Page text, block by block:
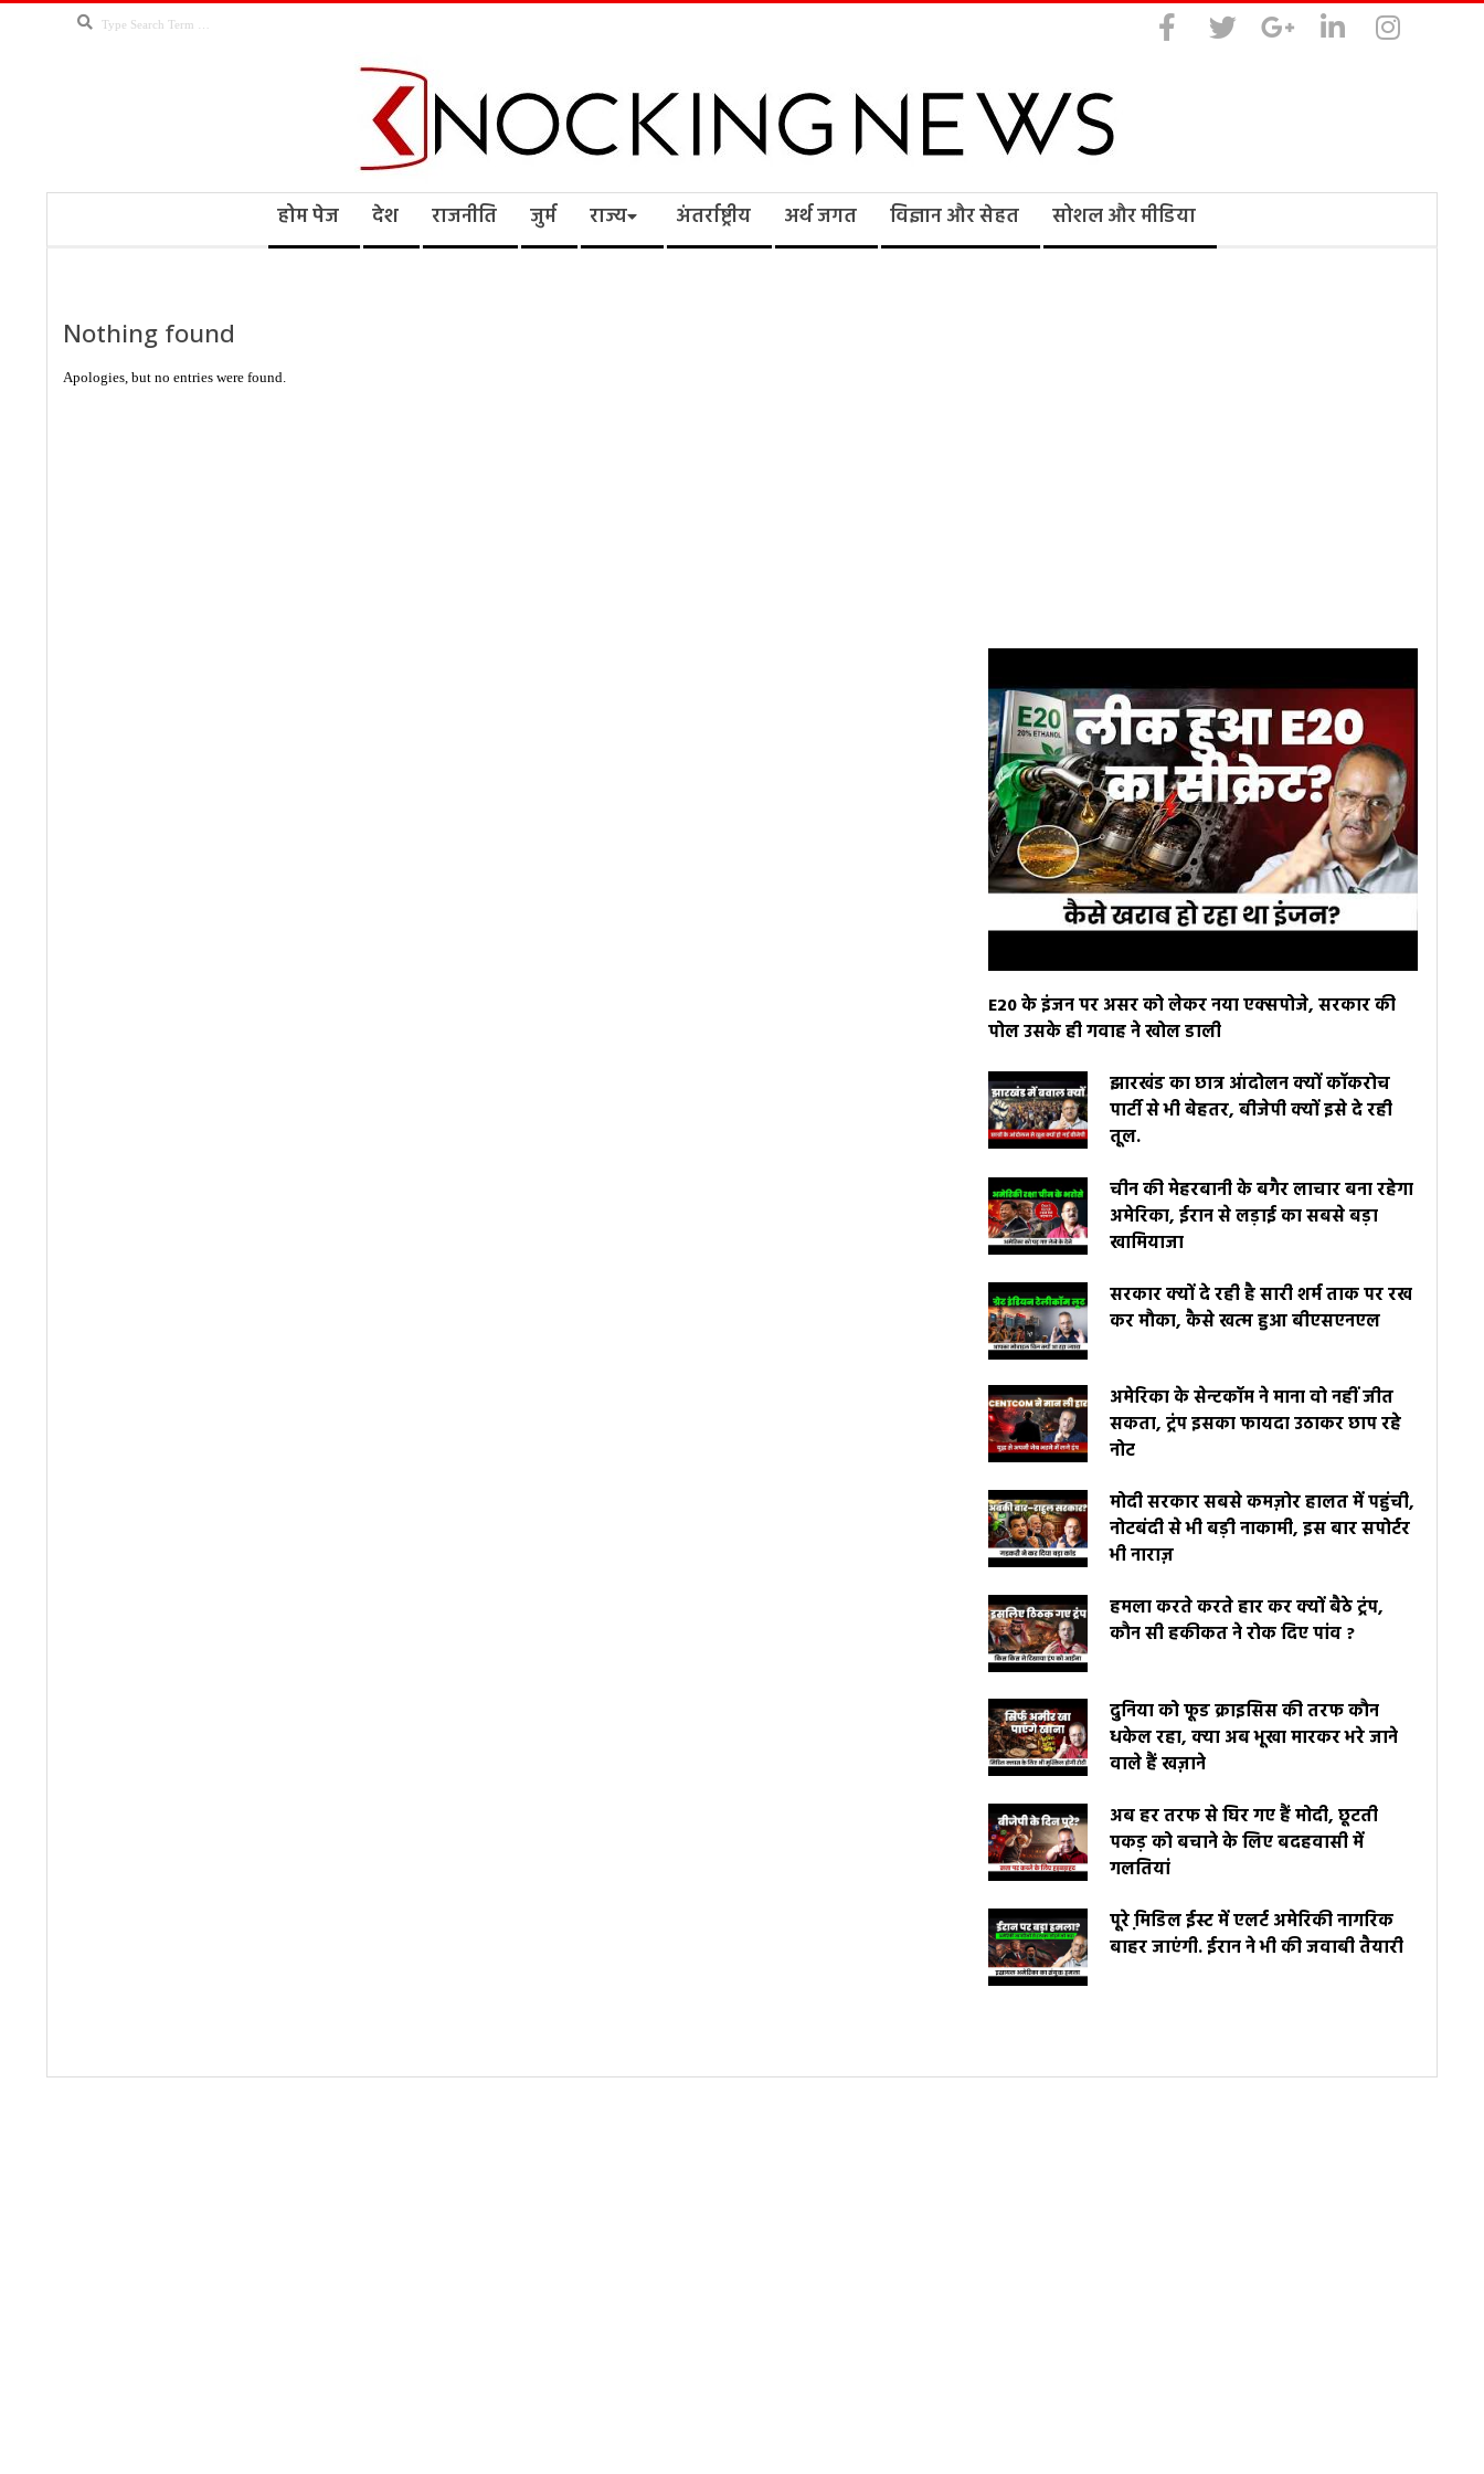
Search
Knocking
होम पेज देश राजनीति जुर्म राज्य अंतर्राष्ट्रीय अर्थ जगत विज्ञान और सेहत सोशल और मीडिया
Nothing found
Apologies, but no entries were found.
E20 के इंजन पर असर को लेकर नया एक्सपोजे, सरकार की
पोल उसके ही गवाह ने खोल डाली
झारखंड का छात्र आंदोलन क्यों कॉकरोच
पार्टी से भी बेहतर, बीजेपी क्यों इसे दे रही
तूल.
चीन की मेहरबानी के बगैर लाचार बना रहेगा
अमेरिका, ईरान से लड़ाई का सबसे बड़ा
खामियाजा
सरकार क्यों दे रही है सारी शर्म ताक पर रख
कर मौका, कैसे खत्म हुआ बीएसएनएल
अमेरिका के सेन्टकॉम ने माना वो नहीं जीत
सकता, ट्रंप इसका फायदा उठाकर छाप रहे
नोट
मोदी सरकार सबसे कमज़ोर हालत में पहुंची,
नोटबंदी से भी बड़ी नाकामी, इस बार सपोर्टर
भी नाराज़
हमला करते करते हार कर क्यों बैठे ट्रंप,
कौन सी हकीकत ने रोक दिए पांव ?
दुनिया को फूड क्राइसिस की तरफ कौन
धकेल रहा, क्या अब भूखा मारकर भरे जाने
वाले हैं खज़ाने
अब हर तरफ से घिर गए हैं मोदी, छूटती
पकड़ को बचाने के लिए बदहवासी में
गलतियां
पूरे मि़डिल ईस्ट में एलर्ट अमेरिकी नागरिक
बाहर जाएंगी. ईरान ने भी की जवाबी तैयारी